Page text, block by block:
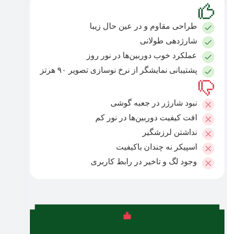
طراحی مقاوم و در عین حال زیبا
شارژدهی طولانی
عملکرد خوب دوربین‌ها در نور روز
پشتیبانی نمایشگر از نرخ نوسازی تصویر ۹۰ هرتز
نبود شارژر در جعبه گوشی
افت کیفیت دوربین‌ها در نور کم
نداشتن لرزشگیر
اسپیکر نه چندان باکیفیت
وجود لگ و تاخیر در رابط کاربری